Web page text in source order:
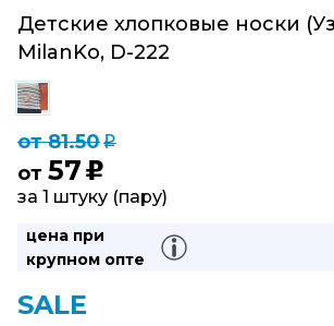
Детские хлопковые носки
MilanKo, D-222
от 81.50q
от 57 u
за 1 штуку (пару)
цена при
крупном опте
SALE